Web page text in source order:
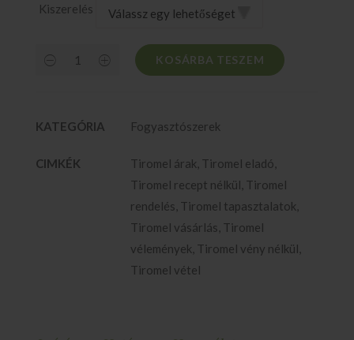
Kiszerelés
KOSÁRBA TESZEM
KATEGÓRIA Fogyasztószerek
CIMKÉK Tiromel árak Tiromel eladó
Tiromel recept nélkül Tiromel
rendelés Tiromel tapasztalatok
Tiromel vásárlás Tiromel
vélemények Tiromel vény nélkül
Tiromel vétel